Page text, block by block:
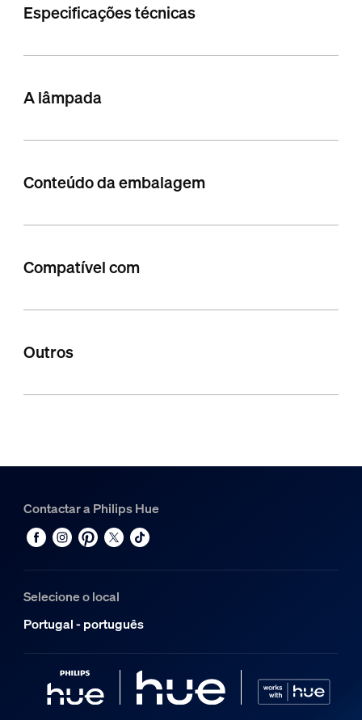
Especificações técnicas
A lâmpada
Conteúdo da embalagem
Compatível com
Outros
Contactar a Philips Hue
Selecione o local
Portugal - português